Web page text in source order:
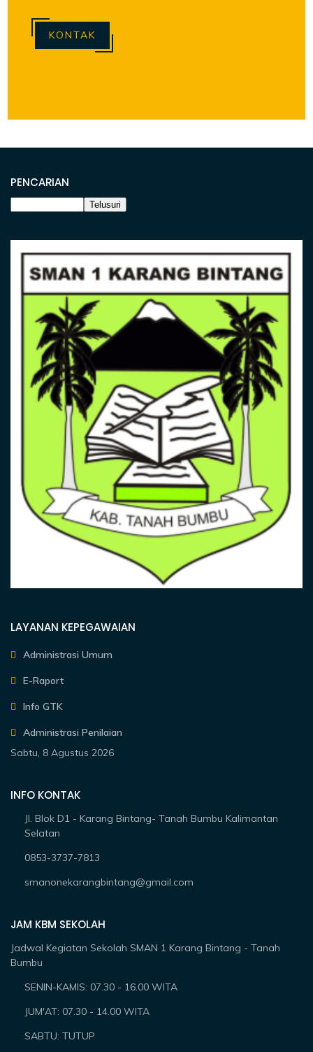
KONTAK
PENCARIAN
LAYANAN KEPEGAWAIAN
Administrasi Umum
E-Raport
Info GTK
Administrasi Penilaian
Sabtu, 8 Agustus 2026
INFO KONTAK
Jl. Blok D1 - Karang Bintang- Tanah Bumbu Kalimantan
Selatan
0853-3737-7813
smanonekarangbintang@gmail.com
JAM KBM SEKOLAH
Jadwal Kegiatan Sekolah SMAN 1 Karang Bintang - Tanah
Bumbu
SENIN-KAMIS: 07.30 - 16.00 WITA
JUM'AT: 07.30 - 14.00 WITA
SABTU: TUTUP